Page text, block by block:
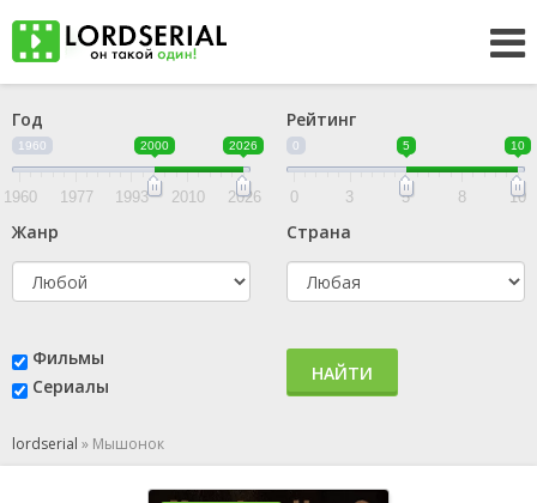
Год
1960 2000 2026
1960 1977 1993 2010 2026
Рейтинг
0 5 10
0 3 5 8 10
Жанр Страна
Фильмы
Сериалы
НАЙТИ
lordserial » Мышонок